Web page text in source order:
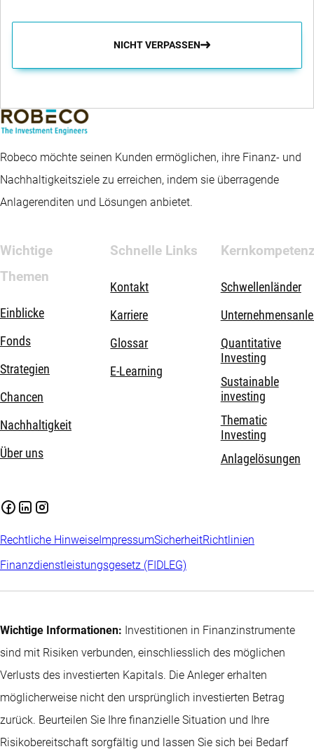
NICHT VERPASSEN
Robeco möchte seinen Kunden ermöglichen, ihre Finanz- und
Nachhaltigkeitsziele zu erreichen, indem sie überragende
Anlagerenditen und Lösungen anbietet.
Wichtige
Themen
Einblicke
Fonds
Strategien
Chancen
Nachhaltigkeit
Über uns
Schnelle Links
Kontakt
Karriere
Glossar
E-Learning
Schwellenländer
Quantitative
Investing
Sustainable
investing
Thematic
Investing
Anlagelösungen
Rechtliche Hinweise ImpressumSicherheitRichtlinien
Finanzdienstleistungsgesetz (FIDLEG)
Wichtige Informationen: Investitionen in Finanzinstrumente
sind mit Risiken verbunden, einschliesslich des möglichen
Verlusts des investierten Kapitals. Die Anleger erhalten
möglicherweise nicht den ursprünglich investierten Betrag
zurück. Beurteilen Sie Ihre finanzielle Situation und Ihre
Risikobereitschaft sorgfältig und lassen Sie sich bei Bedarf